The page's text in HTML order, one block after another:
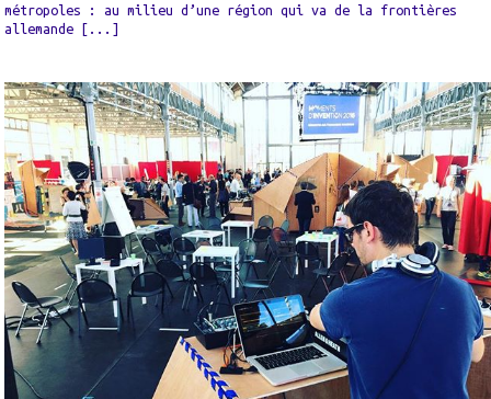
métropoles : au milieu d’une région qui va de la frontières
allemande [...]